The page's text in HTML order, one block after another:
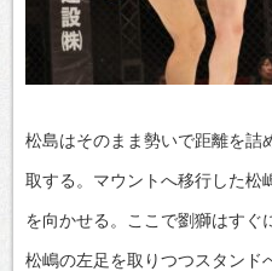
松島はそのまま勢いで距離を詰
取する。マウントへ移行した松
を向かせる。ここで劉獅はすぐ
松嶋の左足を取りつつスタンド